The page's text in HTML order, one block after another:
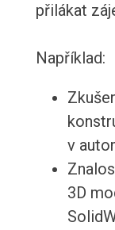
přilákat
Například:
v
3D